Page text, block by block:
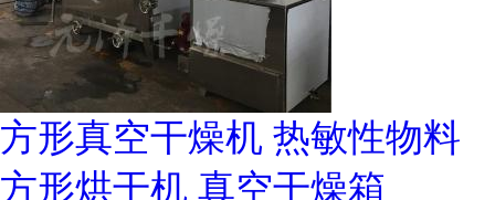
方形真空干燥机 热敏性物料
方形烘干机 真空干燥箱